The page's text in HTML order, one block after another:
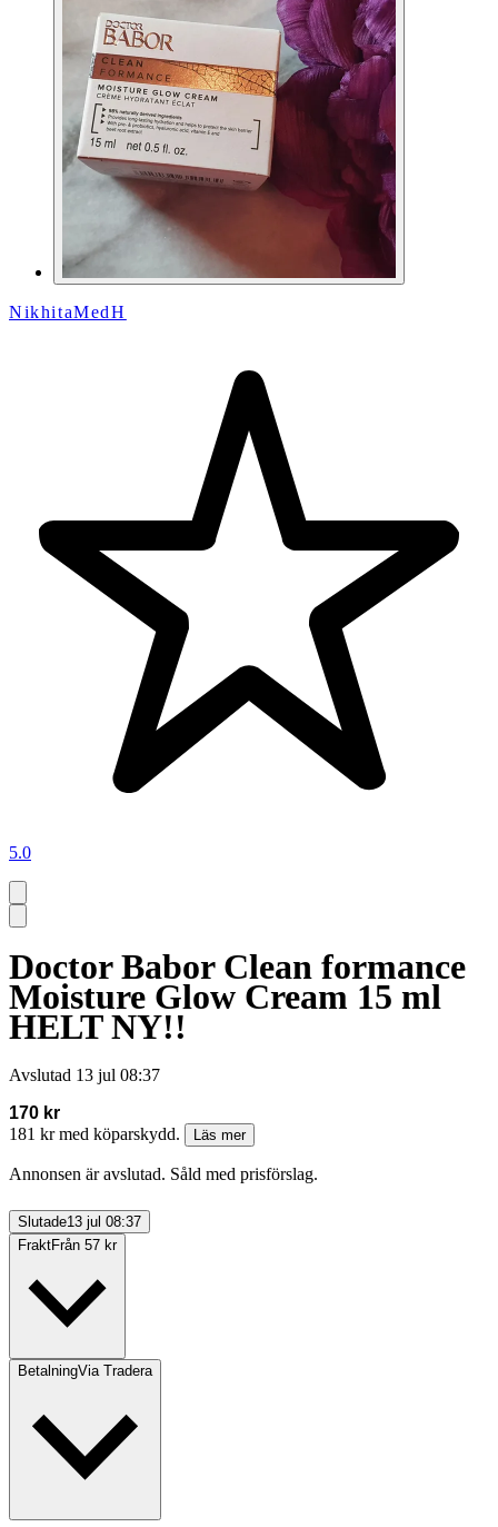
NikhitaMedH
5.0
Doctor Babor Clean formance
Moisture Glow Cream 15 ml
HELT NY!!
Avslutad 13 jul 08:37
170 kr
181 kr med köparskydd.
Läs mer
Annonsen är avslutad. Såld med prisförslag.
Slutade13 jul 08:37
FraktFrån 57 kr
BetalningVia Tradera